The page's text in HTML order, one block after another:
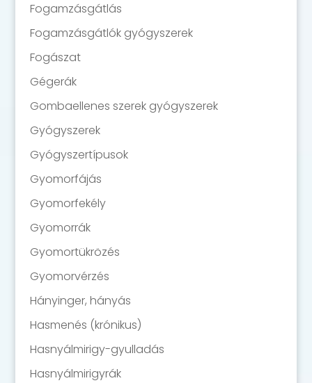
Fogamzásgátlás
Fogamzásgátlók gyógyszerek
Fogászat
Gégerák
Gombaellenes szerek gyógyszerek
Gyógyszerek
Gyógyszertípusok
Gyomorfájás
Gyomorfekély
Gyomorrák
Gyomortükrözés
Gyomorvérzés
Hányinger, hányás
Hasmenés (krónikus)
Hasnyálmirigy-gyulladás
Hasnyálmirigyrák